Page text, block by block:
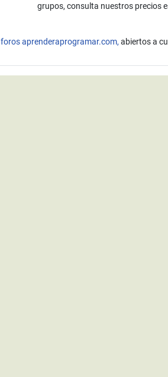
grupos, consulta nuestros precios
foros aprenderaprogramar.com, abiertos a